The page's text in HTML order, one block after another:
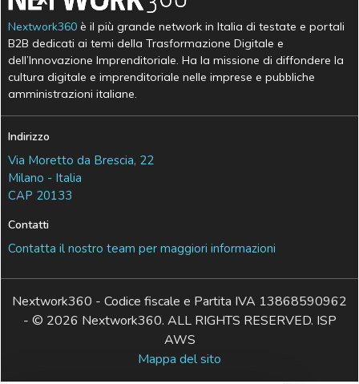
Nextwork360 è il più grande network in Italia di testate e portali
B2B dedicati ai temi della Trasformazione Digitale e
dell’Innovazione Imprenditoriale. Ha la missione di diffondere la
cultura digitale e imprenditoriale nelle imprese e pubbliche
amministrazioni italiane.
Indirizzo
Via Moretto da Brescia, 22
Milano - Italia
CAP 20133
Contatti
Contatta il nostro team per maggiori informazioni
Nextwork360 - Codice fiscale e Partita IVA 13868590962
- © 2026 Nextwork360. ALL RIGHTS RESERVED. ISP
AWS
Mappa del sito